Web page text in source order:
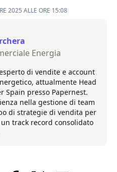
2025 ALLE ORE 15:08
Energia
di vendite e account
attualmente Head
Spain presso Papernest.
nella gestione di team
di strategie di vendita per
track record consolidato